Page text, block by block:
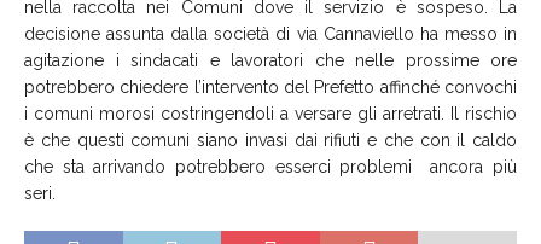
nella raccolta nei Comuni dove il servizio è sospeso. La
decisione assunta dalla società di via Cannaviello ha messo in
agitazione i sindacati e lavoratori che nelle prossime ore
potrebbero chiedere l’intervento del Prefetto affinché convochi
i comuni morosi costringendoli a versare gli arretrati. Il rischio
è che questi comuni siano invasi dai rifiuti e che con il caldo
che sta arrivando potrebbero esserci problemi ancora più
seri.